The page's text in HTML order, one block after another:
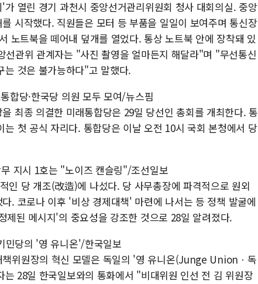
열린 경기 과천시 중앙선거관리위원회 청사 대회의실. 중앙
시작했다. 직원들은 모터 등 부품을 일일이 보여주며 통신장
노트북을 떼어내 덮개를 열었다. 통상 노트북 안에 장착돼 있
관위 관계자는 "사진 촬영을 얼마든지 해달라"며 "무선통신
는 것은 불가능하다"고 말했다.
합당·한국당 의원 모두 모여/뉴스핌
최종 의결한 미래통합당은 29일 당선인 총회를 개최한다. 통
첫 공식 자리다. 통합당은 이날 오전 10시 국회 본청에서 당
지시 1호는 "노이즈 캔슬링"/조선일보
인 당 개조(改造)에 나섰다. 당 사무총장에 파격적으로 원외
. 코로나 이후 '비상 경제대책' 마련에 나서는 등 정책 발굴에
된 메시지'의 중요성을 강조한 것으로 28일 알려졌다.
민당의 '영 유니온'/한국일보
위원장의 혁신 모델은 독일의 '영 유니온(Junge Unionㆍ독
28일 한국일보와의 통화에서 "비대위원 인선 전 김 위원장